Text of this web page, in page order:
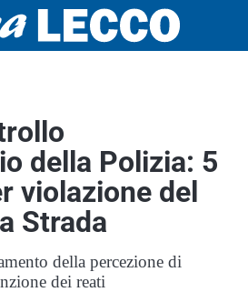
della Polizia: 5
violazione del
Strada
della percezione di
dei reati